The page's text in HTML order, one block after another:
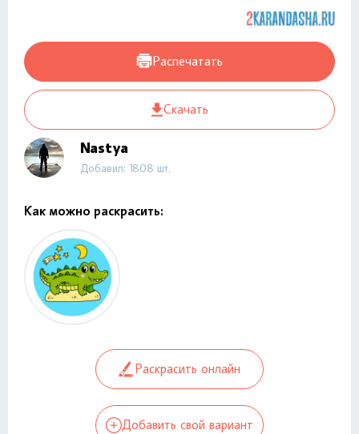
Распечатать
Скачать
Nastya
Добавил: 1808 шт.
Как можно раскрасить:
Раскрасить онлайн
Добавить свой вариант